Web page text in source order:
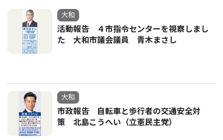
大和
活動報告 ４市指令センターを視察しまし
た 大和市議会議員 青木まさし
大和
市政報告 自転車と歩行者の交通安全対
策 北島こうへい（立憲民主党）